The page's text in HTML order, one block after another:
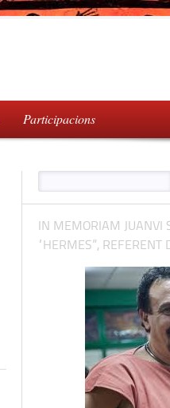
Participacions
IN MEMORIAM JUANVI
“HERMES”, REFERENT